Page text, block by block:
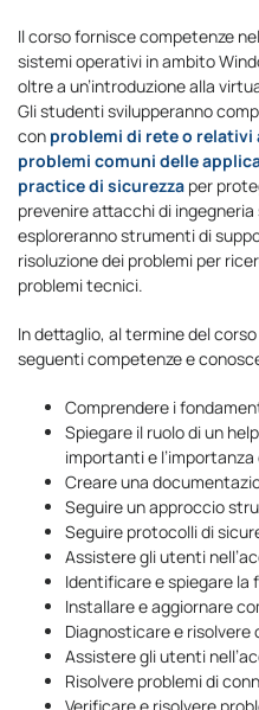
Il corso fornisce competenze
sistemi operativi in ambito
oltre a un’introduzione alla
Gli studenti svilupperanno
con problemi di rete o
problemi comuni delle
practice di sicurezza per
prevenire attacchi di
esploreranno strumenti di
risoluzione dei problemi per
problemi tecnici.
In dettaglio, al termine del
seguenti competenze e
Comprendere i
Spiegare il ruolo di un
importanti e
Creare una
Seguire un approccio
Seguire protocolli di
Assistere gli utenti
Identificare e spiegare la
Installare e aggiornare
Diagnosticare e
Assistere gli utenti
Risolvere problemi di